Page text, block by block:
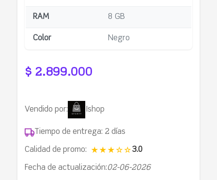
RAM 8 GB
Color Negro
$ 2.899.000
Vendido por: Ishop
Tiempo de entrega: 2 días
Calidad de promo: ★★★☆☆3.0
Fecha de actualización:02-06-2026